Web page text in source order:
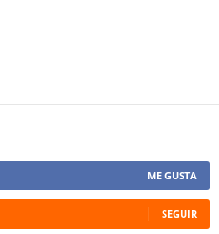
ME GUSTA
SEGUIR